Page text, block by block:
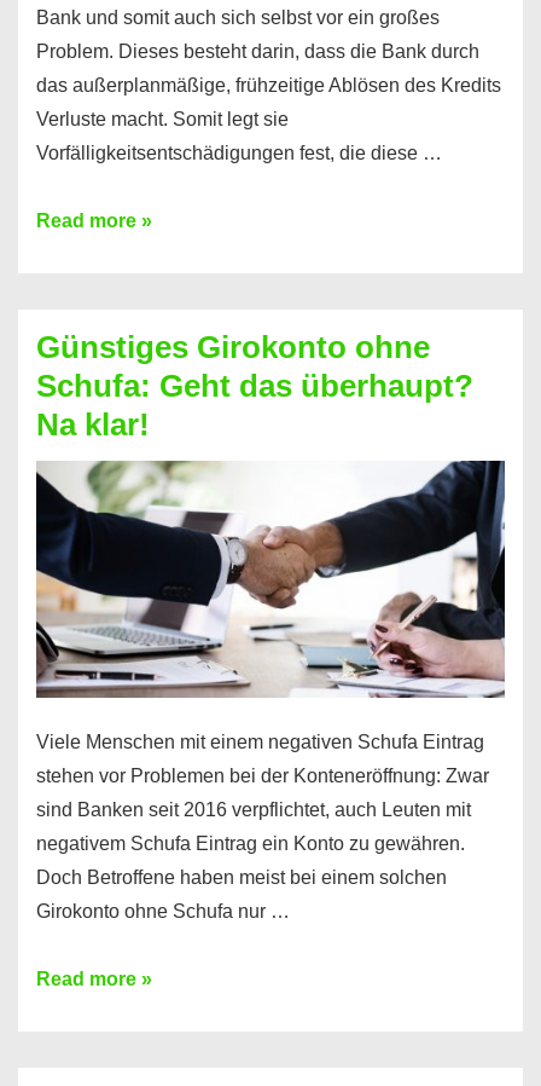
Bank und somit auch sich selbst vor ein großes
Problem. Dieses besteht darin, dass die Bank durch
das außerplanmäßige, frühzeitige Ablösen des Kredits
Verluste macht. Somit legt sie
Vorfälligkeitsentschädigungen fest, die diese …
Kredit
dabei
profitieren
–
So
funktioniert’s
Read more »
Günstiges Girokonto ohne
Schufa: Geht das überhaupt?
Na klar!
Viele Menschen mit einem negativen Schufa Eintrag
stehen vor Problemen bei der Konteneröffnung: Zwar
sind Banken seit 2016 verpflichtet, auch Leuten mit
negativem Schufa Eintrag ein Konto zu gewähren.
Doch Betroffene haben meist bei einem solchen
Girokonto ohne Schufa nur …
Günstiges
Read more »